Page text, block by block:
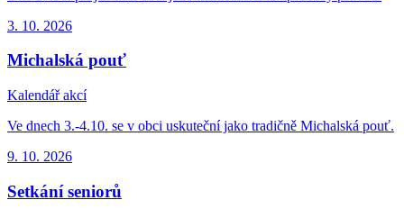
3. 10. 2026
Michalská pouť
Kalendář akcí
Ve dnech 3.-4.10. se v obci uskuteční jako tradičně Michalská pouť.
9. 10. 2026
Setkání seniorů